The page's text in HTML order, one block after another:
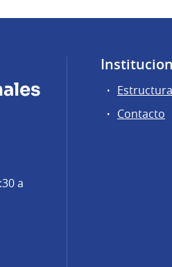
a
Estructura
Contacto